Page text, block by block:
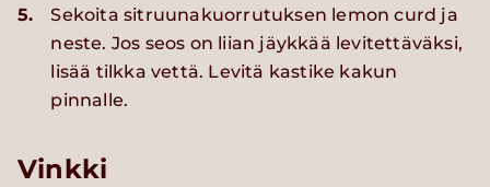
5.
Sekoita sitruunakuorrutuksen lemon curd ja
neste. Jos seos on liian jäykkää levitettäväksi,
lisää tilkka vettä. Levitä kastike kakun
pinnalle.
Vinkki